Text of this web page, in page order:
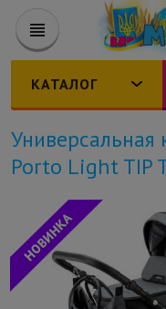
КАТАЛОГ
Универсальная
Porto Light TIP